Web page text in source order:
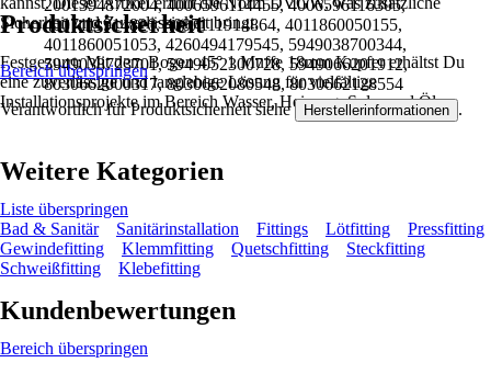
2001394872004, 4006596114455, 4006596116305,
4007111914826, 4007111914864, 4011860050155,
4011860051053, 4260494179545, 5949038700344,
5949038723701, 5949052300728, 5949066201912,
8030662000317, 8030662080548, 8030662128554
Sicherheit und Zuverlässigkeit bringt.
Festgezurrt: Mit dem Bogen 45° 1 Muffe 18mm Kupfer erhältst Du
eine zuverlässige und langlebige Lösung für vielfältige
Installationsprojekte im Bereich Wasser, Heizung, Solar und Öl.
Produktsicherheit
Bereich überspringen
Verantwortlich für Produktsicherheit siehe Herstellerinformationen .
Weitere Kategorien
Liste überspringen
Bad & Sanitär
Sanitärinstallation Fittings Lötfitting
Pressfitting
Gewindefitting
Klemmfitting Quetschfitting
Steckfitting
Schweißfitting
Klebefitting
Kundenbewertungen
Bereich überspringen